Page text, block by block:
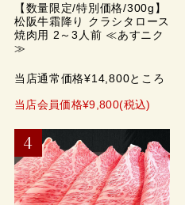
【数量限定/特別価格/300g】
松阪牛霜降り クラシタロース
焼肉用 2～3人前 ≪あすニク
≫
当店通常価格¥14,800ところ
当店会員価格¥9,800(税込)